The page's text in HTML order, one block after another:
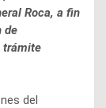
Roca, a fin
de
trámite
del